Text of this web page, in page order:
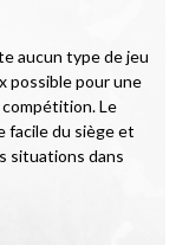
aucun type de jeu
possible pour une
Le
facile du siège et
situations dans